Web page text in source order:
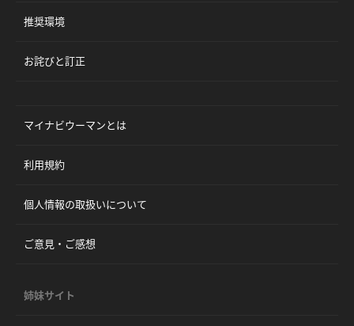
推奨環境
お詫びと訂正
マイナビウーマンとは
利用規約
個人情報の取扱いについて
ご意見・ご感想
姉妹サイト